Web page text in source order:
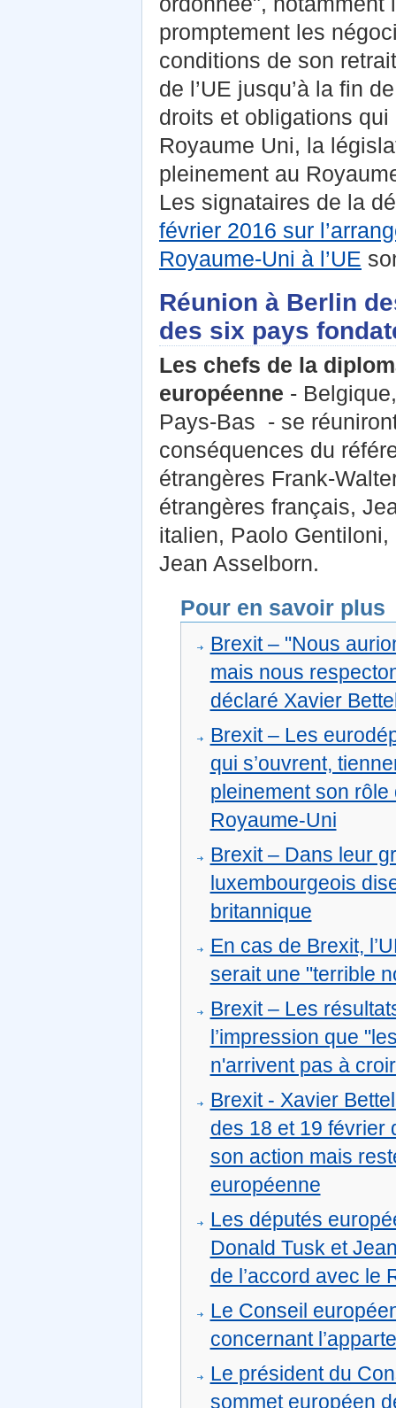
promptement les
conditions de son
de l’UE jusqu’à la fin
droits et obligations
Royaume Uni, la
pleinement au
Les signataires de la
février 2016 sur
Royaume-Uni à l’UE
Réunion à Berlin
des six pays
Les chefs de la
européenne -
Pays-Bas - se
conséquences du
étrangères Frank-
étrangères français,
italien, Paolo
Jean Asselborn.
Pour en savoir plus
Brexit – "Nous
mais nous
déclaré Xavier
Brexit – Les
qui s’ouvrent,
pleinement son
Royaume-Uni
Brexit – Dans leur
luxembourgeois
britannique
En cas de Brexit,
serait une "terrible
Brexit – Les
l’impression que
n'arrivent pas à
Brexit - Xavier
des 18 et 19 février
son action mais
européenne
Les députés
Donald Tusk et
de l’accord avec le
Le Conseil
concernant
Le président du
sommet européen